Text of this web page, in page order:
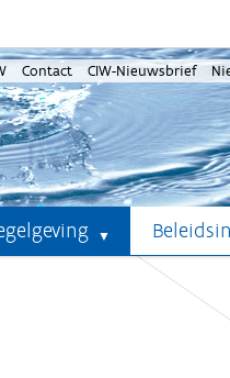
Contact CIW-Nieuwsbrief